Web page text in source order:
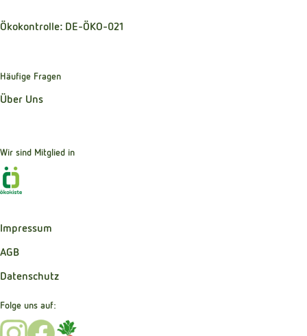
Ökokontrolle: DE-ÖKO-021
Häufige Fragen
Über Uns
Wir sind Mitglied in
Impressum
AGB
Datenschutz
Folge uns auf:
Externer Link zu https://www.instagram.com/
Externer Link zu https://www.facebook.com/